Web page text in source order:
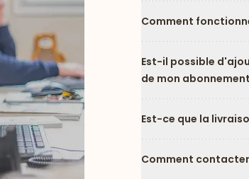
Comment
Est-il possible
de mon
Est-ce que la
Comment